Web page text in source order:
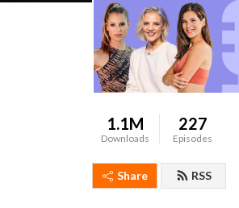
1.1M
Downloads
227
Episodes
Share RSS